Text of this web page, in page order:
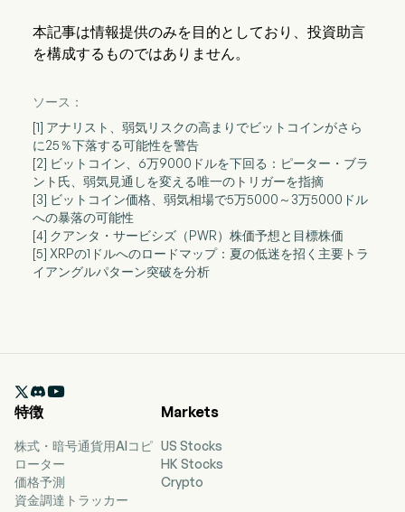
本記事は情報提供のみを目的としており、投資助言
を構成するものではありません。
ソース：
[1] アナリスト、弱気リスクの高まりでビットコインがさら
に25％下落する可能性を警告
[2] ビットコイン、6万9000ドルを下回る：ピーター・ブラ
ント氏、弱気見通しを変える唯一のトリガーを指摘
[3] ビットコイン価格、弱気相場で5万5000～3万5000ドル
への暴落の可能性
[4] クアンタ・サービシズ（PWR）株価予想と目標株価
[5] XRPの1ドルへのロードマップ：夏の低迷を招く主要トラ
イアングルパターン突破を分析

特徴
株式・暗号通貨用AIコピ
ローター
価格予測
資金調達トラッカー
Markets
US Stocks
HK Stocks
Crypto